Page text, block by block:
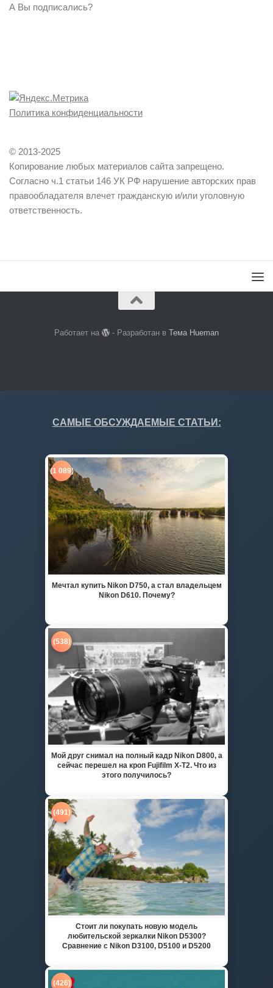
А Вы подписались?
Политика конфиденциальности
© 2013-2025
Копирование любых материалов сайта запрещено.
Согласно ч.1 статьи 146 УК РФ нарушение авторских прав
правообладателя влечет гражданскую и/или уголовную
ответственность.
Работает на - Разработан вТема Hueman
САМЫЕ ОБСУЖДАЕМЫЕ СТАТЬИ:
(1 089)
Мечтал купить Nikon D750, а стал владельцем
Nikon D610. Почему?
(538)
Мой друг снимал на полный кадр Nikon D800, а
сейчас перешел на кроп Fujifilm X-T2. Что из
этого получилось?
(491)
Стоит ли покупать новую модель
любительской зеркалки Nikon D5300?
Сравнение с Nikon D3100, D5100 и D5200
(426)